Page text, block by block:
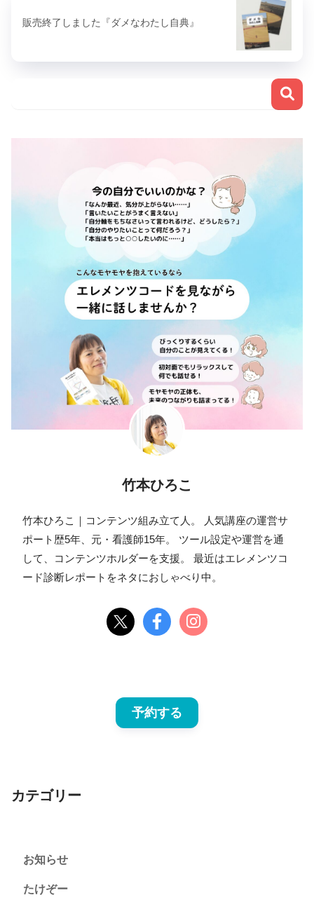
販売終了しました『ダメなわたし自典』
竹本ひろこ
竹本ひろこ｜コンテンツ組み立て人。 人気講座の運営サ
ポート歴5年、元・看護師15年。 ツール設定や運営を通
して、コンテンツホルダーを支援。 最近はエレメンツコ
ード診断レポートをネタにおしゃべり中。
予約する
カテゴリー
お知らせ
たけぞー